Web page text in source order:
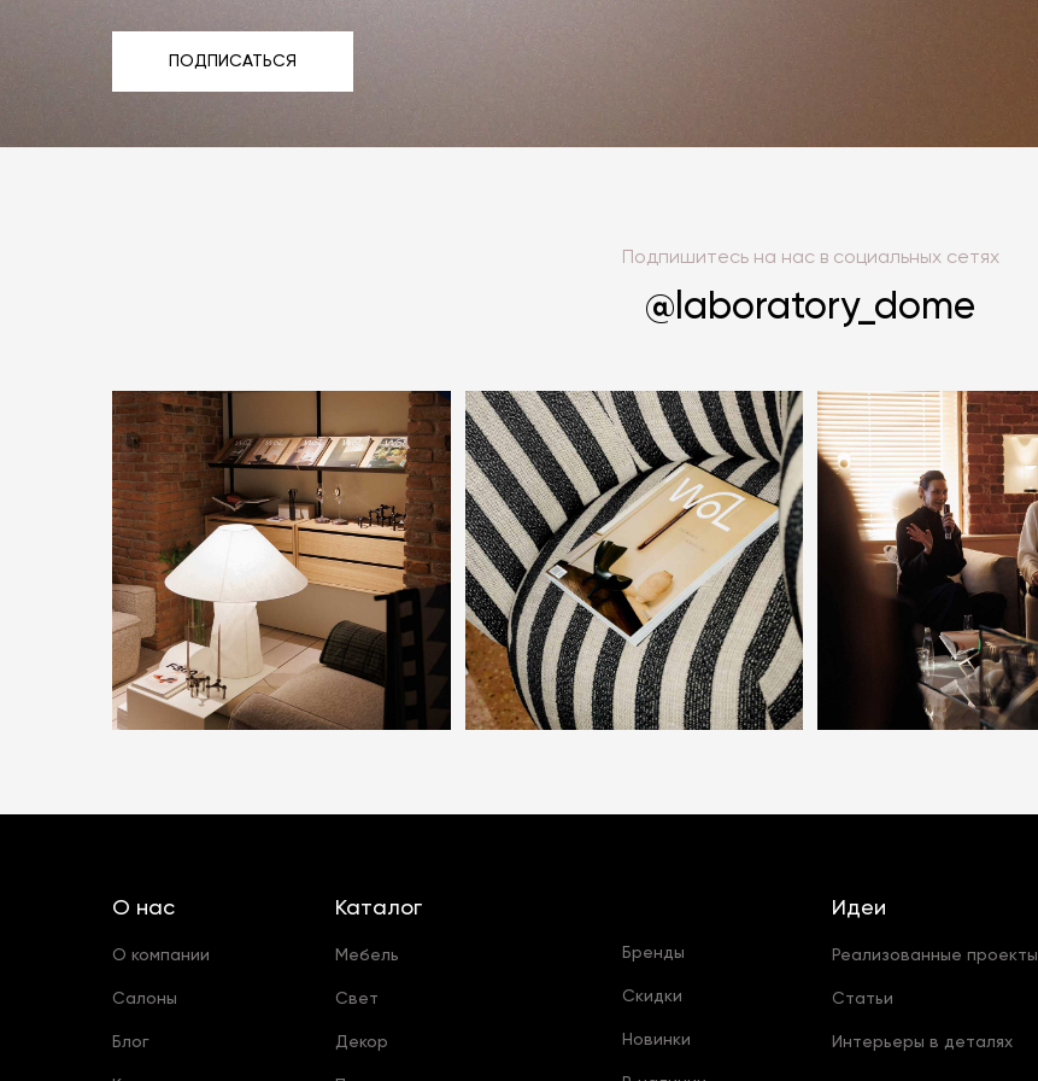
ПОДПИСАТЬСЯ
Подпишитесь на нас в социальных сетях
@laboratory_dome
О нас
О компании
Салоны
Блог
Каталог
Мебель
Свет
Декор
Идеи
Реализованные проекты
Статьи
Интерьеры в деталях
Бренды
Скидки
Новинки